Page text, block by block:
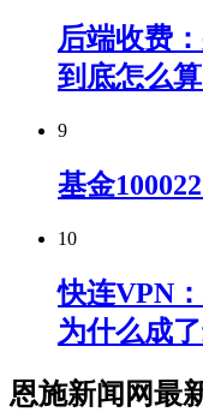
后端收费
到底怎么算
9
基金
10
快连VPN
为什么成
恩施新闻网最